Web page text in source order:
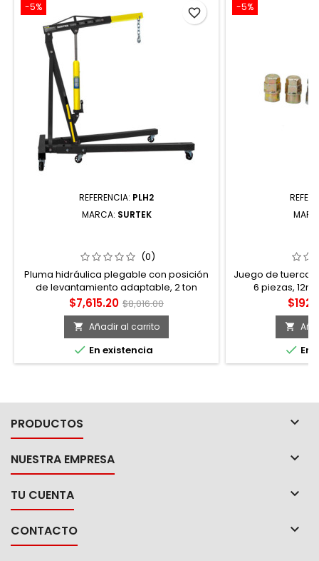
-5%
REFERENCIA: PLH2
MARCA: SURTEK
ADAPTABLE, 2 TON SURTEK
(0)
Pluma hidráulica plegable con posición
de levantamiento adaptable, 2 ton
Surtek PLH2
Precio
$7,615.20 Precio
base
$8,016.00
 Añadir al carrito
 En existencia
favorite_border -5%
Juego de
6 piezas,
Precio

 En
PRODUCTOS 
NUESTRA EMPRESA 
TU CUENTA 
CONTACTO 